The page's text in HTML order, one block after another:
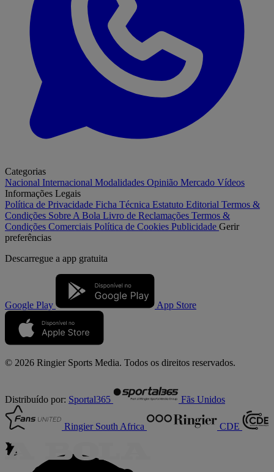
Categorias
Nacional Internacional Modalidades Opinião Mercado Vídeos
Informações Legais
Política de Privacidade Ficha Técnica Estatuto Editorial Termos &
Condições Sobre A Bola Livro de Reclamações Termos &
Condições Comerciais Política de Cookies Publicidade Gerir
preferências
Descarregue a app gratuita
Google Play App Store
© 2026 Ringier Sports Media. Todos os direitos reservados.
Distribuído por: Sportal365 Fãs Unidos
Ringier South Africa CDE